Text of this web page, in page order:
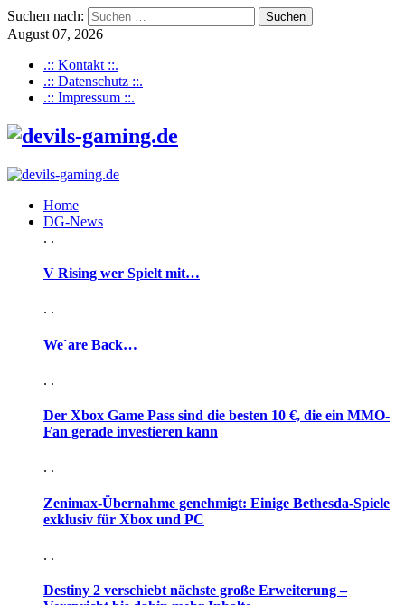
Suchen nach:
August 07, 2026
.:: Kontakt ::.
.:: Datenschutz ::.
.:: Impressum ::.
Home
DG-News
. .
V Rising wer Spielt mit…
. .
We`are Back…
. .
Der Xbox Game Pass sind die besten 10 €, die ein MMO-
Fan gerade investieren kann
. .
Zenimax-Übernahme genehmigt: Einige Bethesda-Spiele
exklusiv für Xbox und PC
. .
Destiny 2 verschiebt nächste große Erweiterung –